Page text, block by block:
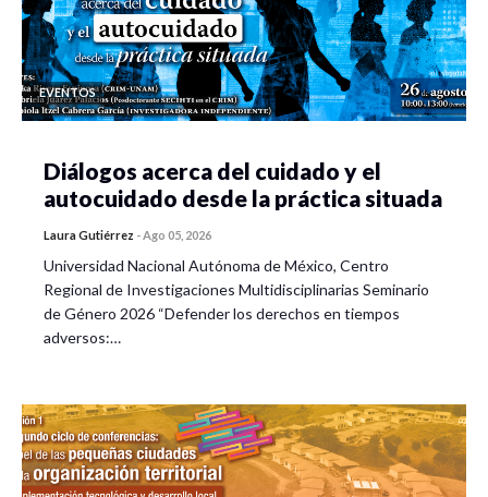
EVENTOS
Diálogos acerca del cuidado y el
autocuidado desde la práctica situada
Laura Gutiérrez -Ago 05, 2026
Universidad Nacional Autónoma de México, Centro
Regional de Investigaciones Multidisciplinarias Seminario
de Género 2026 “Defender los derechos en tiempos
adversos:…